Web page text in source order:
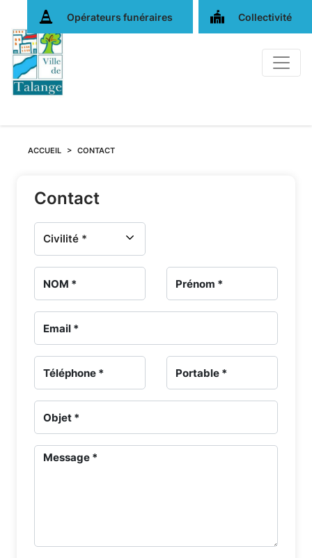
Opérateurs funéraires Collectivité
Nous
Services
funéraires
et
gestion
des
sépultures
Ancien
ACCUEIL CONTACT
Contact